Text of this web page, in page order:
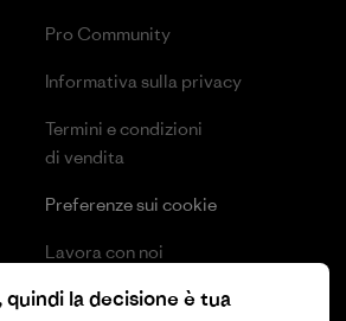
Pro Community
Informativa sulla privacy
Termini e condizioni
di vendita
Preferenze sui cookie
Lavora con noi
Stampa e media
quindi la decisione è tua